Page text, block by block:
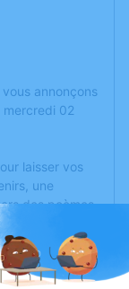
annonçons
mercredi 02
laisser vos
une
des poèmes
dédié à
estdisponible